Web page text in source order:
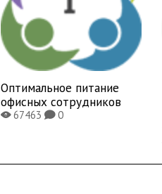
Оптимальное питание
офисных сотрудников
X67463K0